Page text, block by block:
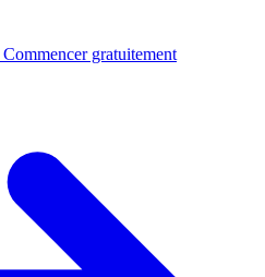
Commencer gratuitement